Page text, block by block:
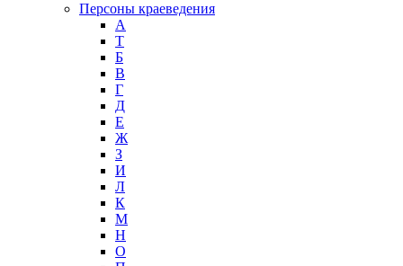
Персоны краеведения
А
T
Б
В
Г
Д
Е
Ж
З
И
Л
К
М
Н
О